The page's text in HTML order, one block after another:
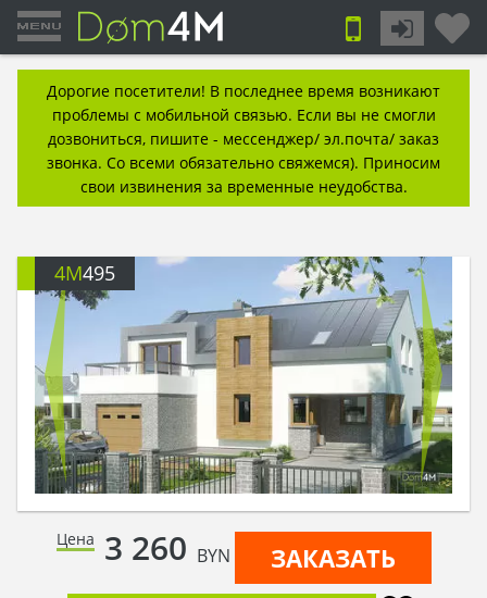
Дорогие посетители! В последнее время возникают
проблемы с мобильной связью. Если вы не смогли
дозвониться, пишите - мессенджер/ эл.почта/ заказ
звонка. Со всеми обязательно свяжемся). Приносим
свои извинения за временные неудобства.
4M495
Цена 3 260 BYN
ЗАКАЗАТЬ